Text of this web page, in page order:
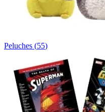
Peluches (55)